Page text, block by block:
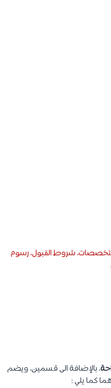
شروط القبول، رسوم
.
، بالإضافة الى قسمين، ويضم
كما يلي :